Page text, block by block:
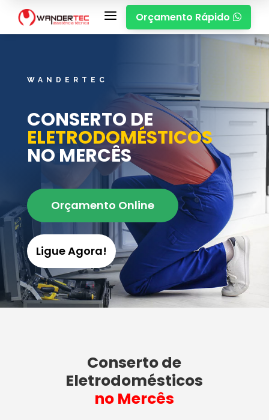
a Orçamento Rápido 
WANDERTEC
CONSERTO DE
ELETRODOMÉSTICOS
NO MERCÊS
Orçamento Online
Ligue Agora!
Conserto de
Eletrodomésticos
no Mercês